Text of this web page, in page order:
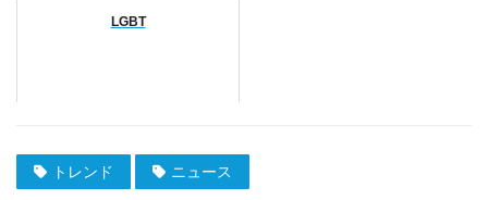
LGBT
トレンド ニュース